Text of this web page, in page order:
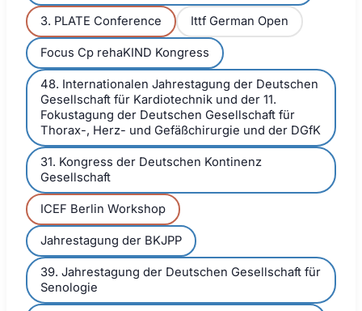
3. PLATE Conference Ittf German Open
Focus Cp rehaKIND Kongress
48. Internationalen Jahrestagung der Deutschen
Gesellschaft für Kardiotechnik und der 11.
Fokustagung der Deutschen Gesellschaft für
Thorax-, Herz- und Gefäßchirurgie und der DGfK
31. Kongress der Deutschen Kontinenz
Gesellschaft
ICEF Berlin Workshop
Jahrestagung der BKJPP
39. Jahrestagung der Deutschen Gesellschaft für
Senologie